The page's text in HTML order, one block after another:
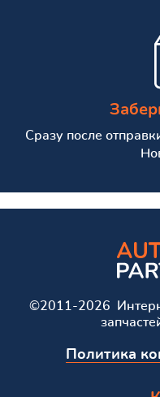
Сразу после
©2011-2026
Политика